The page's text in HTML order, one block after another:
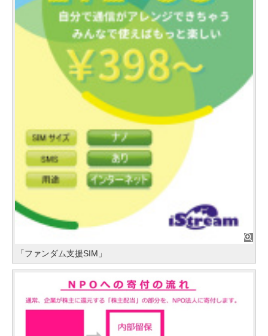
「ファンダム支援SIM」